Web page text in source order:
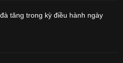
tăng trong kỳ điều hành ngày